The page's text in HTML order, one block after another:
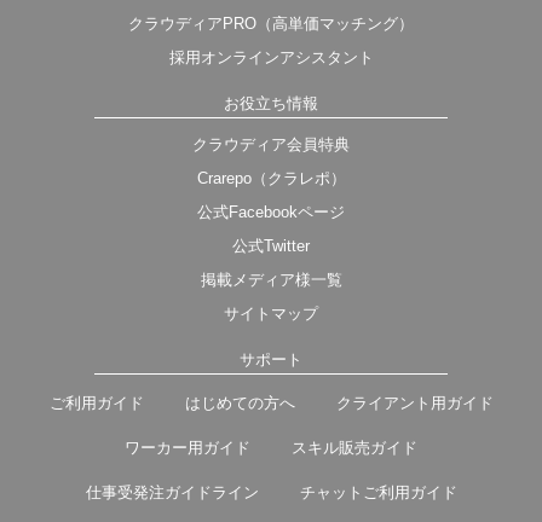
クラウディアPRO（高単価マッチング）
採用オンラインアシスタント
お役立ち情報
クラウディア会員特典
Crarepo（クラレポ）
公式Facebookページ
公式Twitter
掲載メディア様一覧
サイトマップ
サポート
ご利用ガイド はじめての方へ クライアント用ガイド
ワーカー用ガイド スキル販売ガイド
仕事受発注ガイドライン チャットご利用ガイド